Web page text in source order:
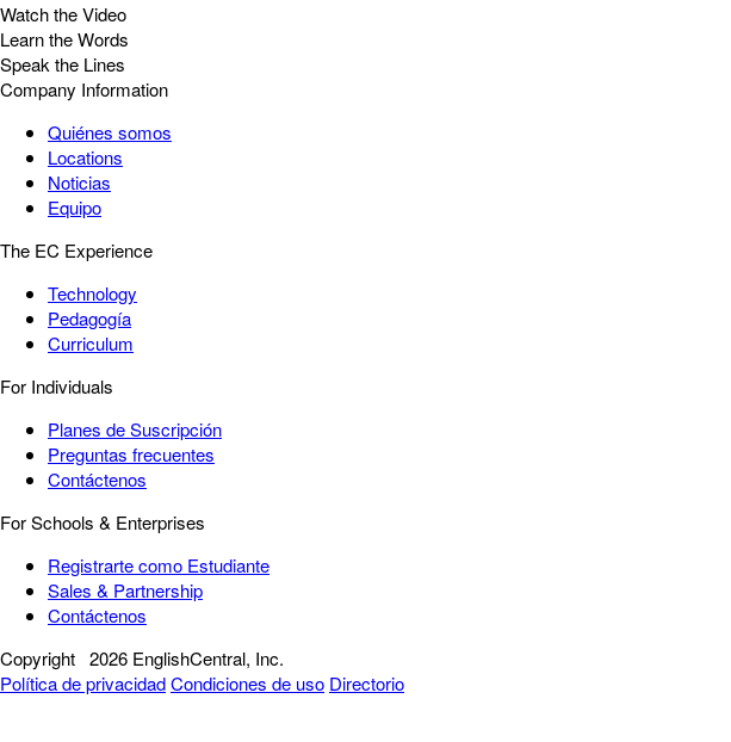
Watch the Video
Learn the Words
Speak the Lines
Company Information
Quiénes somos
Locations
Noticias
Equipo
The EC Experience
Technology
Pedagogía
Curriculum
For Individuals
Planes de Suscripción
Preguntas frecuentes
Contáctenos
For Schools & Enterprises
Registrarte como Estudiante
Sales & Partnership
Contáctenos
Copyright 2026 EnglishCentral, Inc.
Política de privacidadCondiciones de uso Directorio